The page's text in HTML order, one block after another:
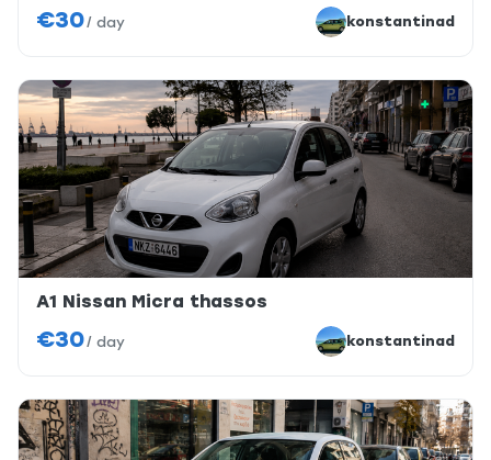
€30/ day konstantinad
A1 Nissan Micra thassos
€30/ day konstantinad